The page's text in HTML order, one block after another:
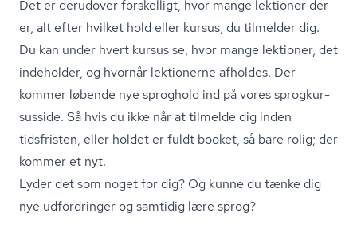
Det er derudover forskelligt, hvor mange lektioner der
er, alt efter hvilket hold eller kursus, du tilmelder dig.
Du kan under hvert kursus se, hvor mange lektioner, det
indeholder, og hvornår lektionerne afholdes. Der
kommer løbende nye sproghold ind på vores sprog­kur­
sus­si­de. Så hvis du ikke når at tilmelde dig inden
tidsfristen, eller holdet er fuldt booket, så bare rolig; der
kommer et nyt.
Lyder det som noget for dig? Og kunne du tænke dig
nye udfordringer og samtidig lære sprog?